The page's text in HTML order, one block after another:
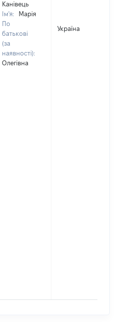
Канівець
Ім'я:
Марія
По
батькові
(за
наявності):
Олегівна
Україна